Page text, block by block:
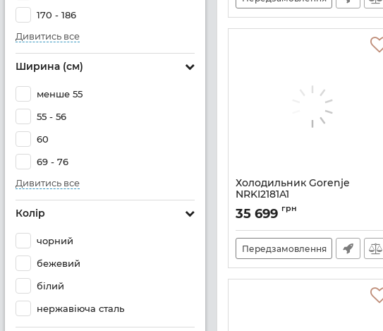
170 - 186
Дивитись все
Ширина (см)
менше 55
55 - 56
60
69 - 76
Дивитись все
Колір
чорний
бежевий
білий
нержавіюча сталь
Холодильник Gorenje
NRKI2181A1
Артикул:A127740
35 699 грн
Передзамовлення